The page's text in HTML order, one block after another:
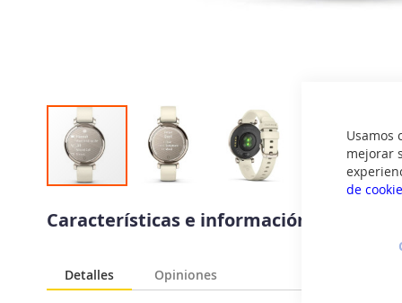
Usamos
mejorar
de
al
comienzo
galería
Características e información del
Detalles Opiniones